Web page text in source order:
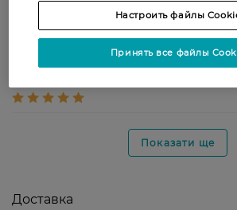
Anna
Нормальное
Показати ще
Доставка
Настроить файлы
Принять все файлы